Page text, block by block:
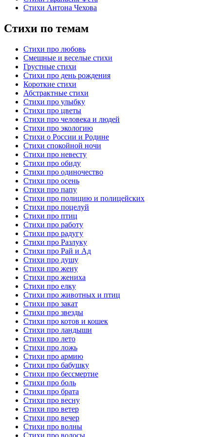
Стихи Антона Чехова
Стихи по темам
Стихи про любовь
Смешные и веселые стихи
Грустные стихи
Стихи про день рождения
Короткие стихи
Абстрактные стихи
Стихи про улыбку
Стихи про цветы
Стихи про человека и людей
Стихи про экологию
Стихи о России и Родине
Стихи спокойной ночи
Стихи про невесту
Стихи про обиду
Стихи про одиночество
Стихи про осень
Стихи про папу
Стихи про полицию и полицейских
Стихи про поцелуй
Стихи про птиц
Стихи про работу
Стихи про радугу
Стихи про Разлуку
Стихи про Рай и Ад
Стихи про душу
Стихи про жену
Стихи про жениха
Стихи про елку
Стихи про животных и птиц
Стихи про закат
Стихи про звезды
Стихи про котов и кошек
Стихи про ландыши
Стихи про лето
Стихи про ложь
Стихи про армию
Стихи про бабушку
Стихи про бессмертие
Стихи про боль
Стихи про брата
Стихи про весну
Стихи про ветер
Стихи про вечер
Стихи про волны